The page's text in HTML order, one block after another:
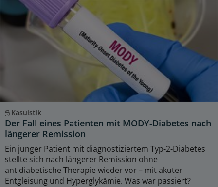
Kasuistik
Der Fall eines Patienten mit MODY-Diabetes nach
längerer Remission
Ein junger Patient mit diagnostiziertem Typ-2-Diabetes
stellte sich nach längerer Remission ohne
antidiabetische Therapie wieder vor – mit akuter
Entgleisung und Hyperglykämie. Was war passiert?